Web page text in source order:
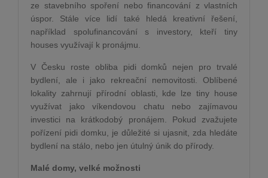
ze stavebního spoření nebo financování z vlastních
úspor. Stále více lidí také hledá kreativní řešení,
například spolufinancování s investory, kteří tiny
houses využívají k pronájmu.
V Česku roste obliba pidi domků nejen pro trvalé
bydlení, ale i jako rekreační nemovitosti. Oblíbené
lokality zahrnují přírodní oblasti, kde lze tiny house
využívat jako víkendovou chatu nebo zajímavou
investici na krátkodobý pronájem. Pokud zvažujete
pořízení pidi domku, je důležité si ujasnit, zda hledáte
bydlení na stálo, nebo jen útulný únik do přírody.
Malé domy, velké možnosti